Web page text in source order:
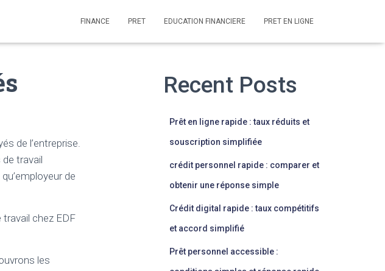
FINANCE PRET EDUCATION FINANCIERE PRET EN LIGNE
de l’entreprise.
travail
de
chez EDF
les
Recent Posts
Prêt en ligne rapide : taux réduits et
souscription simplifiée
crédit personnel rapide : comparer et
obtenir une réponse simple
Crédit digital rapide : taux compétitifs
et accord simplifié
Prêt personnel accessible :